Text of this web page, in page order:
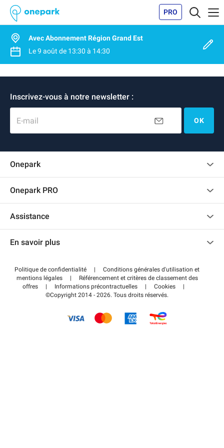
PRO
Avec Abonnement Région Grand Est
Le9 août de 13:30 à 14:30
Inscrivez-vous à notre newsletter :
E-mail OK
Onepark
Recrutement
Onepark PRO
Accéder à mon espace partenaire
Assistance
Centre d'aide
Régler votre stationnement FLOW
En savoir plus
Wiki
Guide du stationnement
Politique de confidentialité |
Conditions générales d'utilisation et
mentions légales
|
Référencement et critères de classement des
offres
| Informations précontractuelles | Cookies
|
©Copyright 2014 - 2026. Tous droits réservés.